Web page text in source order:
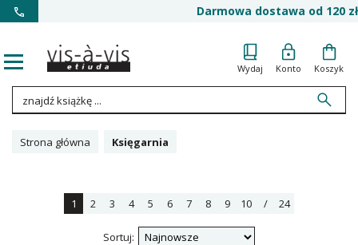
Darmowa dostawa od 120 zł
Wydaj Konto Koszyk
Strona główna Księgarnia
1 2 3 4 5 6 7 8 9 10 / 24
Sortuj: